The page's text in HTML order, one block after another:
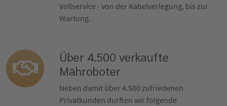
Vollservice - von der Kabelverlegung, bis zur
Wartung.
Über 4.500 verkaufte
Mähroboter
Neben damit über 4.500 zufriedenen
Privatkunden durften wir folgende